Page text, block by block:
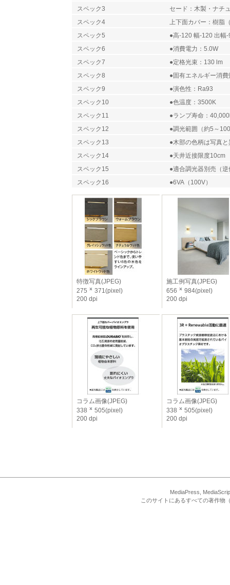
スペック3
セード：木製・ナチ
スペック4
上下面カバー：樹脂
スペック5
●高-120 幅-120 出幅
スペック6
●消費電力：5.0W
スペック7
●定格光束：130 lm
スペック8
●固有エネルギー消
スペック9
●演色性：Ra93
スペック10
●色温度：3500K
スペック11
●ランプ寿命：
スペック12
●調光範囲（約5～
スペック13
●木部の色柄は写真
スペック14
●天井近接限度10cm
スペック15
●適合調光器別売（
スペック16
●6VA（100V）
特徴写真(JPEG)
275
371(pixel)
200 dpi
施工例写真(JPEG)
656
984(pixel)
200 dpi
コラム画像(JPEG)
338
505(pixel)
200 dpi
コラム画像(JPEG)
338
505(pixel)
200 dpi
MediaPress,
このサイトにあるすべての著作物